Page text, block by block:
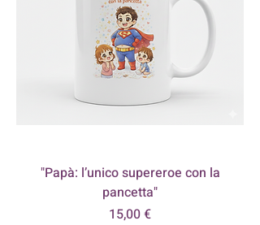
"Papà: l’unico supereroe con la
pancetta"
Prezzo
15,00 €